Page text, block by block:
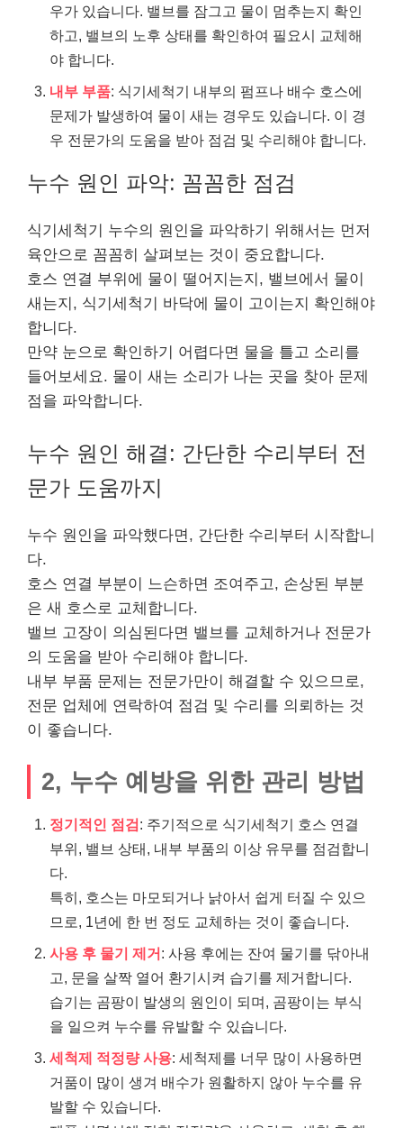
우가 있습니다. 밸브를 잠그고 물이 멈추는지 확인
하고, 밸브의 노후 상태를 확인하여 필요시 교체해
야 합니다.
내부 부품: 식기세척기 내부의 펌프나 배수 호스에
문제가 발생하여 물이 새는 경우도 있습니다. 이 경
우 전문가의 도움을 받아 점검 및 수리해야 합니다.
누수 원인 파악: 꼼꼼한 점검
식기세척기 누수의 원인을 파악하기 위해서는 먼저
육안으로 꼼꼼히 살펴보는 것이 중요합니다.
호스 연결 부위에 물이 떨어지는지, 밸브에서 물이
새는지, 식기세척기 바닥에 물이 고이는지 확인해야
합니다.
만약 눈으로 확인하기 어렵다면 물을 틀고 소리를
들어보세요. 물이 새는 소리가 나는 곳을 찾아 문제
점을 파악합니다.
누수 원인 해결: 간단한 수리부터 전
문가 도움까지
누수 원인을 파악했다면, 간단한 수리부터 시작합니
다.
호스 연결 부분이 느슨하면 조여주고, 손상된 부분
은 새 호스로 교체합니다.
밸브 고장이 의심된다면 밸브를 교체하거나 전문가
의 도움을 받아 수리해야 합니다.
내부 부품 문제는 전문가만이 해결할 수 있으므로,
전문 업체에 연락하여 점검 및 수리를 의뢰하는 것
이 좋습니다.
2, 누수 예방을 위한 관리 방법
정기적인 점검: 주기적으로 식기세척기 호스 연결
부위, 밸브 상태, 내부 부품의 이상 유무를 점검합니
다.
특히, 호스는 마모되거나 낡아서 쉽게 터질 수 있으
므로, 1년에 한 번 정도 교체하는 것이 좋습니다.
사용 후 물기 제거: 사용 후에는 잔여 물기를 닦아내
고, 문을 살짝 열어 환기시켜 습기를 제거합니다.
습기는 곰팡이 발생의 원인이 되며, 곰팡이는 부식
을 일으켜 누수를 유발할 수 있습니다.
세척제 적정량 사용: 세척제를 너무 많이 사용하면
거품이 많이 생겨 배수가 원활하지 않아 누수를 유
발할 수 있습니다.